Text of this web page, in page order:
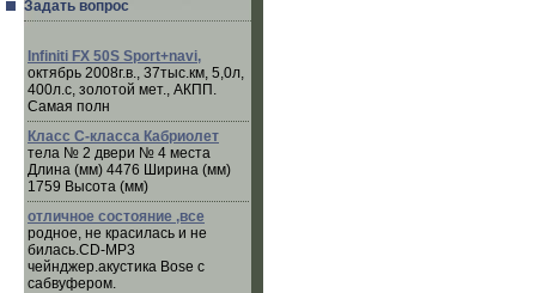
Задать вопрос
Infiniti FX 50S Sport+navi,
октябрь 2008г.в., 37тыс.км, 5,0л,
400л.с, золотой мет., АКПП.
Самая полн
Класс C-класса Кабриолет
тела № 2 двери № 4 места
Длина (мм) 4476 Ширина (мм)
1759 Высота (мм)
отличное состояние ,все
родное, не красилась и не
билась.CD-MP3
чейнджер.акустика Bose с
сабвуфером.